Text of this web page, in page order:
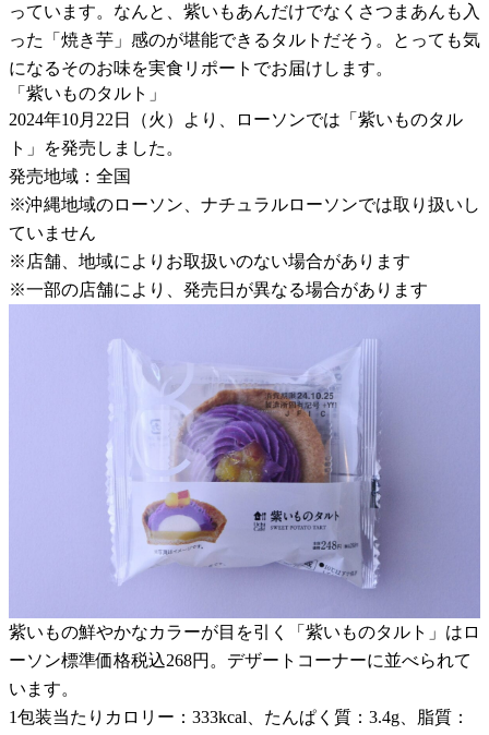
っています。なんと、紫いもあんだけでなくさつまあんも入
った「焼き芋」感のが堪能できるタルトだそう。とっても気
になるそのお味を実食リポートでお届けします。
「紫いものタルト」
2024年10月22日（火）より、ローソンでは「紫いものタル
ト」を発売しました。
発売地域：全国
※沖縄地域のローソン、ナチュラルローソンでは取り扱いし
ていません
※店舗、地域によりお取扱いのない場合があります
※一部の店舗により、発売日が異なる場合があります
紫いもの鮮やかなカラーが目を引く「紫いものタルト」はロ
ーソン標準価格税込268円。デザートコーナーに並べられて
います。
1包装当たりカロリー：333kcal、たんぱく質：3.4g、脂質：